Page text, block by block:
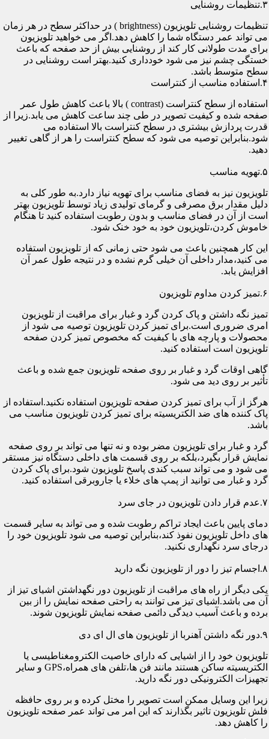
۳.تنظیمات روشنایی
تنظیمات روشنایی تلویزیون (brightness ) در حداکثر سطح در هر زمان
می تواند عمر دستگاه شما را کاهش دهد.اگر می خواهید تلویزیون
برای مدت طولانی کار کند از روشنایی بیش از حد صفحه که باعث
خستگی چشم نیز می شود خودداری کنید.بهتر است روشنایی در
سطح متوسط باشد.
۴.استفاده مناسب از کنتراست
استفاده از سطح کنتراست (contrast ) بالا باعث کاهش طول عمر
صفحه شده و کیفیت تصویر در طی چند ساعت کاهش می یابد.زیرا از
قدرت پردازش بیشتری در سطح کنتراست بالا استفاده می
شود.بنابراین توصیه می شود که سطح کنتراست را هر از گاهی تغییر
دهید.
۵.تهویه مناسب
تلویزیون نیز به فضای مناسب برای تهویه نیاز دارد.به طور کلی به
دلیل مقدار برق مصرفی و گرمای تولیدی زیاد توسط تلویزیون بهتر
است از آن در فضای مناسب و بدون رطوبت استفاده کنید تا هنگام
خاموش کردن،تلویزیون خود به خود خنک شود.
این کار همچنین باعث می شود حتی زمانی که از تلویزیون استفاده
می کنید،مدار داخلی آن خیلی گرم نشده و در نتیجه طول عمر آن
افزایش یابد.
۶.تمیز کردن مداوم تلویزیون
تمیز نگه داشتن و پاک کردن گرد و غبار برای مراقبت از تلویزیون
امری ضروری است.برای تمیز کردن تلویزیون توصیه می شود از
محصولات و پارچه های با کیفیت که مخصوص تمیز کردن صفحه
تلویزیون است استفاده کنید.
گاهی اوقات گرد و غبار بر روی صفحه تلویزیون جمع شده و باعث
تأثیر بر روی دید می شود.
هرگز از آب برای تمیز کردن صفحه تلویزیون استفاده نکنید.استفاده از
پاک کننده های ضد الکتریسیته برای تمیز کردن تلویزیون مناسب می
باشد.
گرد و غبار برای تلویزیون مضر بوده و نه تنها می تواند بر روی صفحه
نمایش قرار بگیرد،بلکه بر روی قسمت های داخلی دستگاه نیز مستقر
می شود و می تواند سبب کندی پاسخ تلویزیون شود.برای پاک کردن
گرد و غبار می توانید از پمپ های خلاء یا جاروبرقی استفاده کنید.
۷.عدم قرار دادن تلویزیون در جای سرد
دمای پایین باعث ایجاد تراکم رطوبت شده و می تواند به سایر قسمت
های داخل تلویزیون نفوذ کند،بنابراین توصیه می شود تلویزیون خود را
درجای سرد نگهداری نکنید.
۸.اجسام تیز را دور از تلویزیون نگه دارید
یکی دیگر از راه های مراقبت از تلویزیون دور نگهداشتن اشیای تیز از
آن می باشد.اشیای تیز می توانند به راحتی صفحه نمایش را از بین
برده و باعث آسیب دیدگی دائمی صفحه نمایش تلویزیون شوند.
۹.دور نگه داشتن آهنربا از تلویزیون های ال ای دی
تلویزیون خود را از اشیایی که دارای خاصیت الکترومغناطیسی یا
الکتریسیته ساکن هستند مانند فن ها،تلفن های همراه،GPS و سایر
تجهیزات الکترونیکی دور نگه دارید.
زیرا این وسایل ممکن است تصویر را مختل کرده و بر روی حافظه
فلش تلویزیون تاثیر بگذارند که این امر می تواند عمر صفحه تلویزیون
را کاهش دهد.